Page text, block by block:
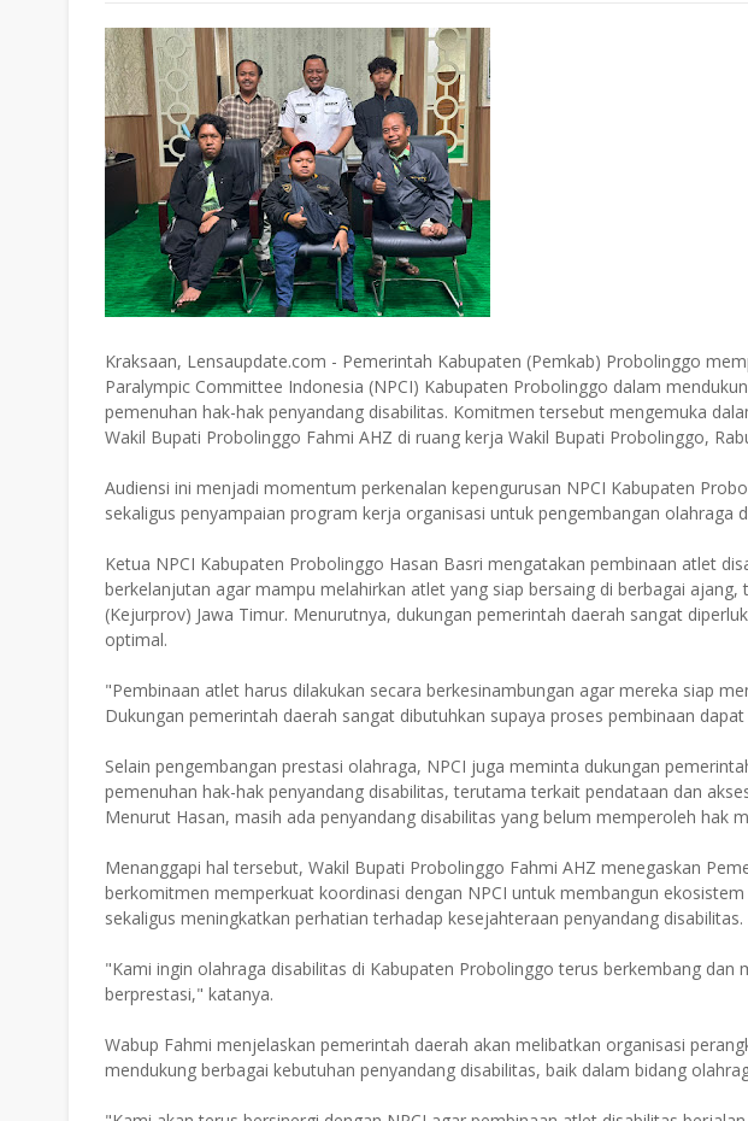
Kraksaan, Lensaupdate.com - Pemerintah Kabupaten (Pemkab) Probolinggo
Paralympic Committee Indonesia (NPCI) Kabupaten Probolinggo dalam
pemenuhan hak-hak penyandang disabilitas. Komitmen tersebut mengemuka
Wakil Bupati Probolinggo Fahmi AHZ di ruang kerja Wakil Bupati Probolinggo,
Audiensi ini menjadi momentum perkenalan kepengurusan NPCI Kabupaten
sekaligus penyampaian program kerja organisasi untuk pengembangan olahraga
Ketua NPCI Kabupaten Probolinggo Hasan Basri mengatakan pembinaan atlet
berkelanjutan agar mampu melahirkan atlet yang siap bersaing di berbagai ajang,
(Kejurprov) Jawa Timur. Menurutnya, dukungan pemerintah daerah sangat
optimal.
"Pembinaan atlet harus dilakukan secara berkesinambungan agar mereka siap
Dukungan pemerintah daerah sangat dibutuhkan supaya proses pembinaan
Selain pengembangan prestasi olahraga, NPCI juga meminta dukungan
pemenuhan hak-hak penyandang disabilitas, terutama terkait pendataan dan
Menurut Hasan, masih ada penyandang disabilitas yang belum memperoleh hak
Menanggapi hal tersebut, Wakil Bupati Probolinggo Fahmi AHZ menegaskan
berkomitmen memperkuat koordinasi dengan NPCI untuk membangun
sekaligus meningkatkan perhatian terhadap kesejahteraan penyandang disabilitas.
"Kami ingin olahraga disabilitas di Kabupaten Probolinggo terus berkembang
berprestasi," katanya.
Wabup Fahmi menjelaskan pemerintah daerah akan melibatkan organisasi
mendukung berbagai kebutuhan penyandang disabilitas, baik dalam bidang